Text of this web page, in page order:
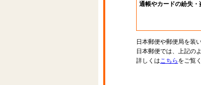
通帳やカードの紛失
日本郵便や郵便局を装
日本郵便では、上記の
詳しくはこちら をご覧